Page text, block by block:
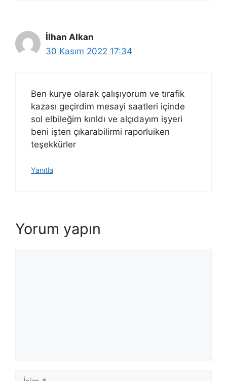
İlhan Alkan
30 Kasım 2022 17:34
Ben kurye olarak çalışıyorum ve tırafik
kazası geçirdim mesayi saatleri içinde
sol elbileğim kırıldı ve alçıdayım işyeri
beni işten çıkarabilirmi raporluiken
teşekkürler
Yanıtla
Yorum yapın
İsim